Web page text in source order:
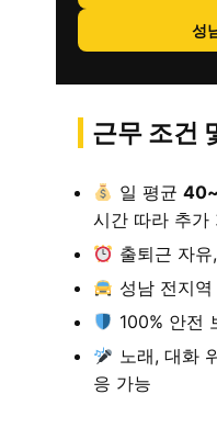
성
근무 조건
일 평균
시간 따라 추가
출퇴근 자유
성남 전지
100% 안전
노래, 대화
응 가능